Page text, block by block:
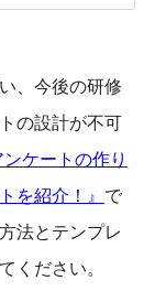
、今後の研修
の設計が不可
ケートの作り
を紹介！』 で
法とテンプレ
ください。